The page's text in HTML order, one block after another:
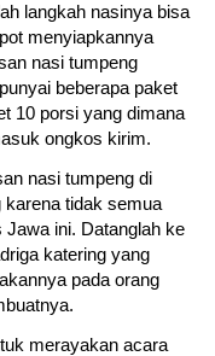
langkah nasinya bisa
menyiapkannya
nasi tumpeng
beberapa paket
10 porsi yang dimana
ongkos kirim.
nasi tumpeng di
karena tidak semua
ini. Datanglah ke
katering yang
pada orang
merayakan acara